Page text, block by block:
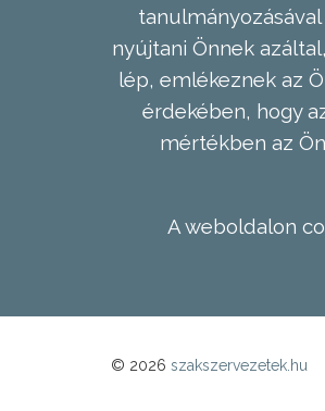
nyújtani Önnek
lép, emlékeznek az
érdekében, hogy
mértékben az
A weboldalon
© 2026 szakszervezetek.hu